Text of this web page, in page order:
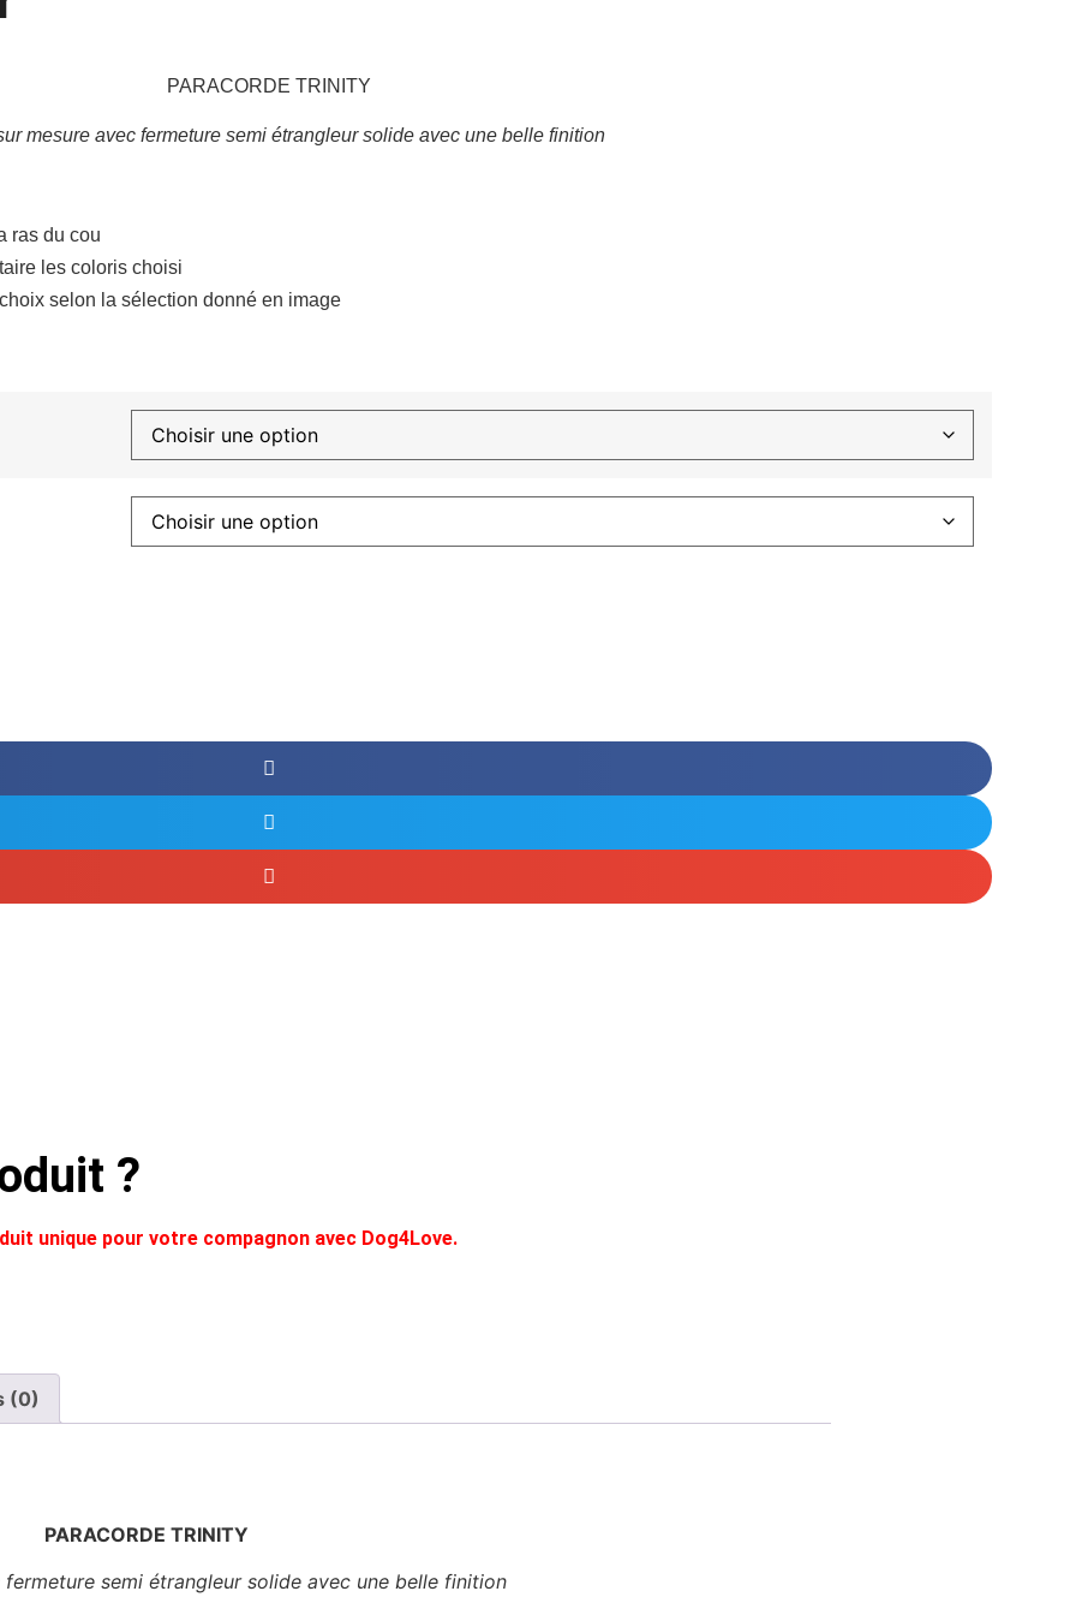
PARACORDE TRINITY
mesure avec fermeture semi étrangleur solide avec une belle finition
ras du cou
les coloris choisi
selon la sélection donné en image
?
unique pour votre compagnon avec Dog4Love.
(0)
PARACORDE TRINITY
semi étrangleur solide avec une belle finition